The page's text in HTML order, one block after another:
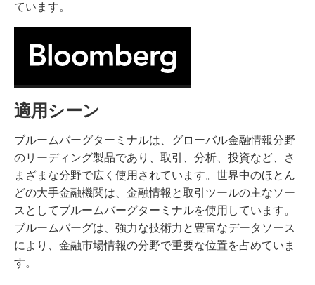
ています。
適用シーン
ブルームバーグターミナルは、グローバル金融情報分野
のリーディング製品であり、取引、分析、投資など、さ
まざまな分野で広く使用されています。世界中のほとん
どの大手金融機関は、金融情報と取引ツールの主なソー
スとしてブルームバーグターミナルを使用しています。
ブルームバーグは、強力な技術力と豊富なデータソース
により、金融市場情報の分野で重要な位置を占めていま
す。